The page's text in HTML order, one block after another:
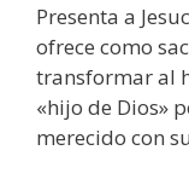
Presenta a
ofrece como
transformar al
«hijo de Dios»
merecido con